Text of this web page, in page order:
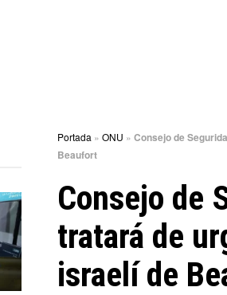
Portada » ONU » Consejo de
Beaufort
Consejo de
tratará de
israelí de